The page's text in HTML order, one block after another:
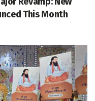
This Month